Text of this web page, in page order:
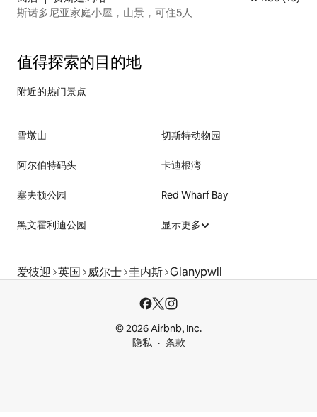
斯诺多尼亚家庭小屋，山景，可住5人
值得探索的目的地
附近的热门景点
雪墩山 切斯特动物园
阿尔伯特码头 卡迪根湾
塞夫顿公园 Red Wharf Bay
黑文霍利迪公园 显示更多
爱彼迎 英国 威尔士 圭内斯 Glanypwll
© 2026 Airbnb, Inc.
隐私
条款